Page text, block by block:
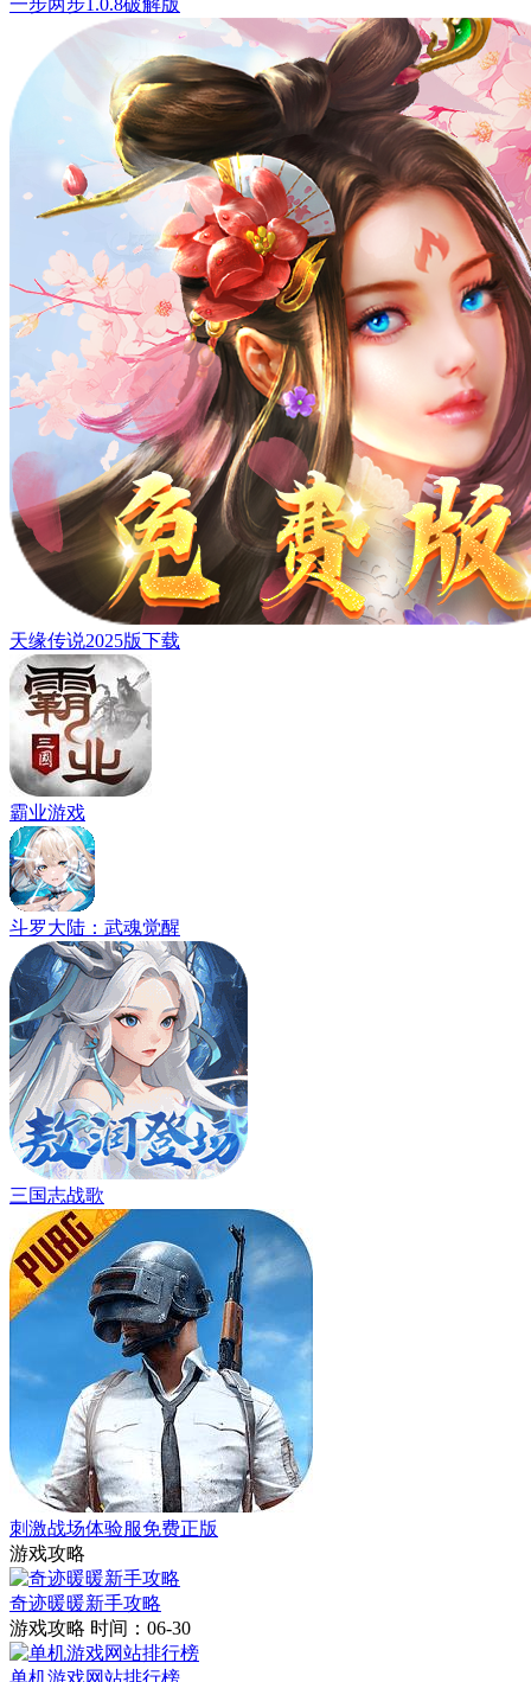
天缘传说2025版下载
霸业游戏
斗罗大陆：武魂觉醒
三国志战歌
刺激战场体验服免费正版
游戏攻略
奇迹暖暖新手攻略
游戏攻略 时间：06-30
单机游戏网站排行榜